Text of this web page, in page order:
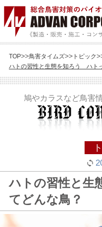
TOP 鳥害タイムズ
トピック
ハトの習性と生態を知ろう ハト
鳩やカラスなど鳥害
ハトの習性と
てどんな鳥？